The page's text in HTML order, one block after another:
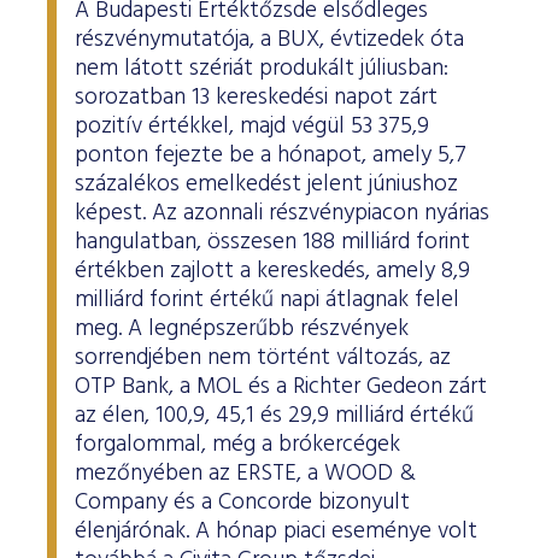
A Budapesti Értéktőzsde elsődleges
részvénymutatója, a BUX, évtizedek óta
nem látott szériát produkált júliusban:
sorozatban 13 kereskedési napot zárt
pozitív értékkel, majd végül 53 375,9
ponton fejezte be a hónapot, amely 5,7
százalékos emelkedést jelent júniushoz
képest. Az azonnali részvénypiacon nyárias
hangulatban, összesen 188 milliárd forint
értékben zajlott a kereskedés, amely 8,9
milliárd forint értékű napi átlagnak felel
meg. A legnépszerűbb részvények
sorrendjében nem történt változás, az
OTP Bank, a MOL és a Richter Gedeon zárt
az élen, 100,9, 45,1 és 29,9 milliárd értékű
forgalommal, még a brókercégek
mezőnyében az ERSTE, a WOOD &
Company és a Concorde bizonyult
élenjárónak. A hónap piaci eseménye volt